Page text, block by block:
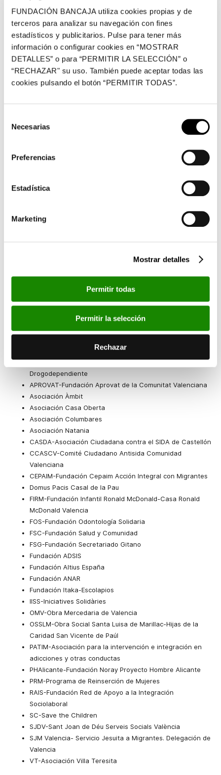
FUNDACIÓN BANCAJA utiliza cookies propias y de
terceros para analizar su navegación con fines
estadísticos y publicitarios. Pulse para tener más
información o configurar cookies en “MOSTRAR
DETALLES” o para “PERMITIR LA SELECCIÓN” o
“RECHAZAR" su uso. También puede aceptar todas las
cookies pulsando el botón “PERMITIR TODAS”.
Necesarias
Preferencias
Estadística
Marketing
Mostrar detalles
Permitir todas
Permitir la selección
Rechazar
lucro de toda la Comunidad Valenciana. En la provincia de
Valencia se han apoyado 33 proyectos, mientras que en
Alicante han sido ocho las iniciativas respaldadas, y en la
provincia de Castellón reciben ayudas cuatro asociaciones.
Las entidades seleccionadas que pondrán en marcha proyectos
de cooperación internacional son las siguientes:
ACCP- Assemblea de Cooperació per la Pau
CeUNRWA- Asociación Comité Español de la UNRWA
Fontilles, Fundació de la Comunitat Valenciana
ISCOD- Fundación Instituto Sindical de Cooperación al
MUSOL-Fundación Municipalistas por la Solidaridad y el
Fortalecimiento Institucional
VIDES- Voluntariado Internacional para el Desarrollo, la
Las entidades seleccionadas que desarrollarán proyectos de
exclusión social son:
ACH-Fundación Acción contra el Hambre
AFAD-Asociación de Familiares Afectados por las Drogas
APRALAD-Asociación Provincial Alicantina de Ayuda al
Drogodependiente
APROVAT-Fundación Aprovat de la Comunitat Valenciana
Asociación Àmbit
Asociación Casa Oberta
Asociación Columbares
Asociación Natania
CASDA-Asociación Ciudadana contra el SIDA de Castellón
CCASCV-Comité Ciudadano Antisida Comunidad
Valenciana
CEPAIM-Fundación Cepaim Acción Integral con Migrantes
Domus Pacis Casal de la Pau
FIRM-Fundación Infantil Ronald McDonald-Casa Ronald
McDonald Valencia
FOS-Fundación Odontología Solidaria
FSC-Fundación Salud y Comunidad
FSG-Fundación Secretariado Gitano
Fundación ADSIS
Fundación Altius España
Fundación ANAR
Fundación Itaka-Escolapios
IISS-Iniciatives Solidàries
OMV-Obra Mercedaria de Valencia
OSSLM-Obra Social Santa Luisa de Marillac-Hijas de la
Caridad San Vicente de Paúl
PATIM-Asociación para la intervención e integración en
adicciones y otras conductas
PHAlicante-Fundación Noray Proyecto Hombre Alicante
PRM-Programa de Reinserción de Mujeres
RAIS-Fundación Red de Apoyo a la Integración
Sociolaboral
SC-Save the Children
SJDV-Sant Joan de Déu Serveis Socials València
SJM Valencia- Servicio Jesuita a Migrantes. Delegación de
Valencia
VT-Asociación Villa Teresita